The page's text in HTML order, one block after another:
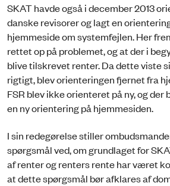
SKAT havde også i december 2013
danske revisorer og lagt en
hjemmeside om systemfejlen. Her
rettet op på problemet, og at der i
blive tilskrevet renter. Da dette viste
rigtigt, blev orienteringen fjernet fra
FSR blev ikke orienteret på ny, og der
en ny orientering på hjemmesiden.
I sin redegørelse stiller
spørgsmål ved, om grundlaget for
af renter og renters rente har været
at dette spørgsmål bør afklares af